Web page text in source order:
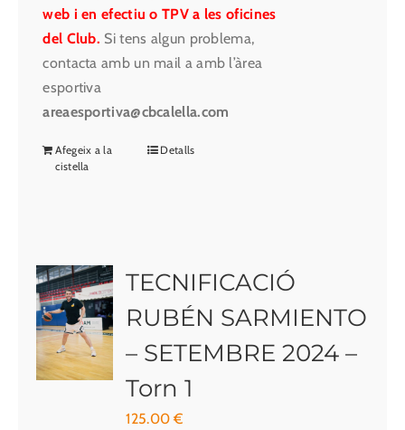
web i en efectiu o TPV a les oficines
del Club. Si tens algun problema,
contacta amb un mail a amb l’àrea
esportiva
areaesportiva@cbcalella.com
Afegeix a la
cistella
Detalls
TECNIFICACIÓ
RUBÉN SARMIENTO
– SETEMBRE 2024 –
Torn 1
125.00€